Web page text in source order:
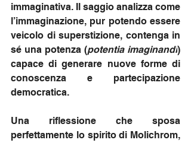
immaginativa. Il saggio analizza come
l’immaginazione, pur potendo essere
veicolo di superstizione, contenga in
sé una potenza (potentia imaginandi)
capace di generare nuove forme di
conoscenza e partecipazione
democratica.
Una riflessione che sposa
perfettamente lo spirito di Molichrom,